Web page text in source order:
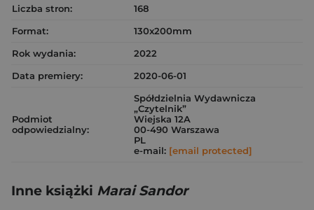
Liczba stron:
168
Format:
130x200mm
Rok wydania:
2022
Data premiery:
2020-06-01
Podmiot
odpowiedzialny:
Spółdzielnia Wydawnicza
„Czytelnik”
Wiejska 12A
00-490 Warszawa
PL
e-mail: [email protected]
Inne książki Marai Sandor